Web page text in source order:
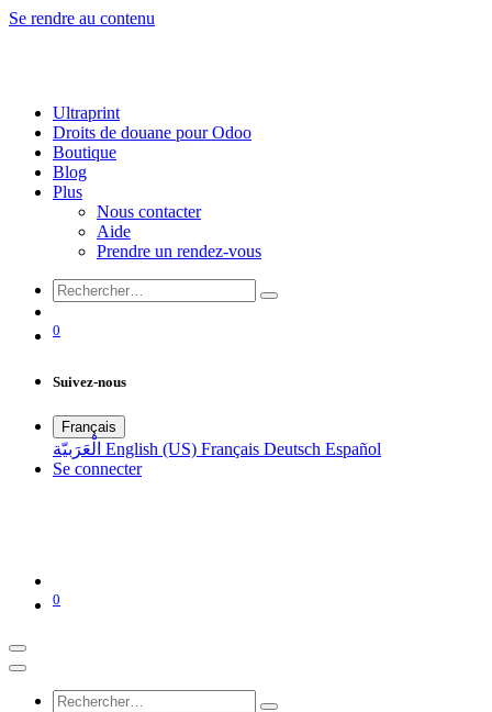
Se rendre au contenu
Ultraprint
Droits de douane pour Odoo
Boutique
Blog
Plus
Nous contacter
Aide
Prendre un rendez-vous
0
Suivez-nous
Français
الْعَرَبيّة English (US) Français Deutsch Español
Se connecter
0